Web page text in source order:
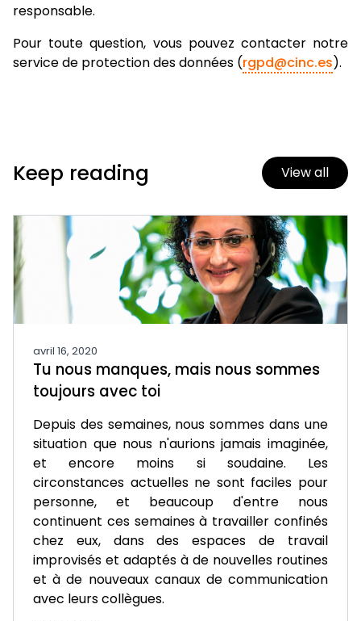
responsable.
Pour toute question, vous pouvez contacter notre
service de protection des données (rgpd@cinc.es).
Keep reading View all
avril 16, 2020
Tu nous manques, mais nous sommes
toujours avec toi
Depuis des semaines, nous sommes dans une
situation que nous n'aurions jamais imaginée,
et encore moins si soudaine. Les
circonstances actuelles ne sont faciles pour
personne, et beaucoup d'entre nous
continuent ces semaines à travailler confinés
chez eux, dans des espaces de travail
improvisés et adaptés à de nouvelles routines
et à de nouveaux canaux de communication
avec leurs collègues.